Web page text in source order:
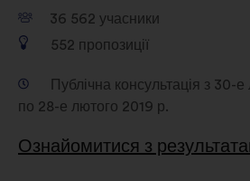
36 562 учасники
552 пропозиції
Публічна консультація з 30-
по 28-е лютого 2019 р.
Ознайомитися з